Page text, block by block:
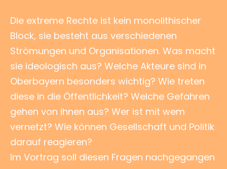
Die extreme Rechte ist kein monolithischer
Block, sie besteht aus verschiedenen
Strömungen und Organisationen. Was macht
sie ideologisch aus? Welche Akteure sind in
Oberbayern besonders wichtig? Wie treten
diese in die Öffentlichkeit? Welche Gefahren
gehen von ihnen aus? Wer ist mit wem
vernetzt? Wie können Gesellschaft und Politik
darauf reagieren?
Im Vortrag soll diesen Fragen nachgegangen